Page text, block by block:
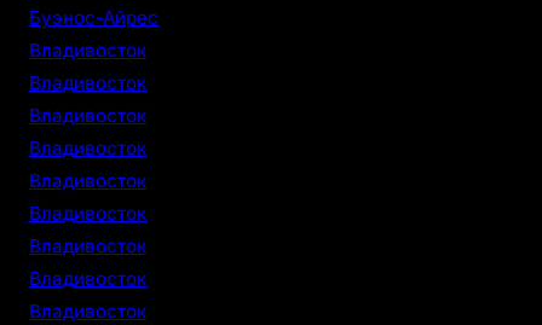
Буэнос-Айрес
Владивосток
Владивосток
Владивосток
Владивосток
Владивосток
Владивосток
Владивосток
Владивосток
Владивосток